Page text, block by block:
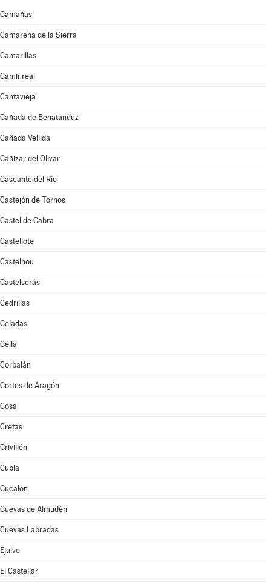
Camañas
Camarena de la Sierra
Camarillas
Caminreal
Cantavieja
Cañada de Benatanduz
Cañada Vellida
Cañizar del Olivar
Cascante del Río
Castejón de Tornos
Castel de Cabra
Castellote
Castelnou
Castelserás
Cedrillas
Celadas
Cella
Corbalán
Cortes de Aragón
Cosa
Cretas
Crivillén
Cubla
Cucalón
Cuevas de Almudén
Cuevas Labradas
Ejulve
El Castellar